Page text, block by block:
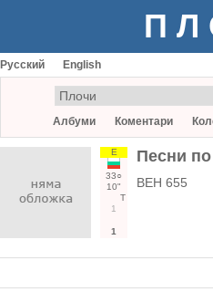
Русский English
Албуми Коментари
Е
33○
10"
Т
1
1
Песни по
ВЕН 655